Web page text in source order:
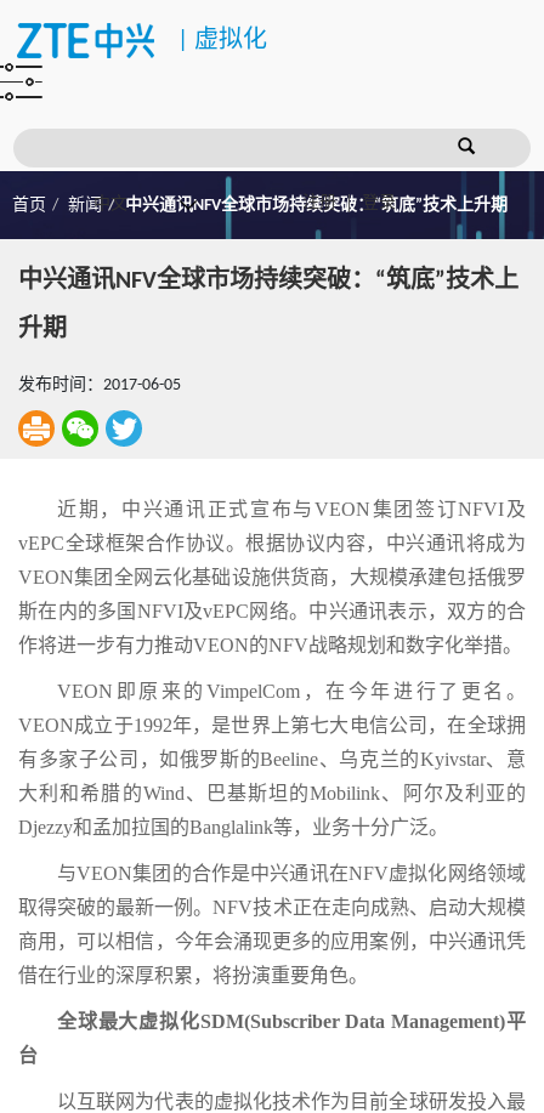
虚拟化
注册 登录
首页 新闻 中兴通讯NFV全球市场持续突破：“筑底”技术上升期
中兴通讯NFV全球市场持续突破：“筑底”技术上
升期
发布时间：2017-06-05
近期，中兴通讯正式宣布与VEON集团签订NFVI及
vEPC全球框架合作协议。根据协议内容，中兴通讯将成为
VEON集团全网云化基础设施供货商，大规模承建包括俄罗
斯在内的多国NFVI及vEPC网络。中兴通讯表示，双方的合
作将进一步有力推动VEON的NFV战略规划和数字化举措。
VEON即原来的VimpelCom，在今年进行了更名。
VEON成立于1992年，是世界上第七大电信公司，在全球拥
有多家子公司，如俄罗斯的Beeline、乌克兰的Kyivstar、意
大利和希腊的Wind、巴基斯坦的Mobilink、阿尔及利亚的
Djezzy和孟加拉国的Banglalink等，业务十分广泛。
与VEON集团的合作是中兴通讯在NFV虚拟化网络领域
取得突破的最新一例。NFV技术正在走向成熟、启动大规模
商用，可以相信，今年会涌现更多的应用案例，中兴通讯凭
借在行业的深厚积累，将扮演重要角色。
全球最大虚拟化SDM(Subscriber Data Management)平
台
以互联网为代表的虚拟化技术作为目前全球研发投入最